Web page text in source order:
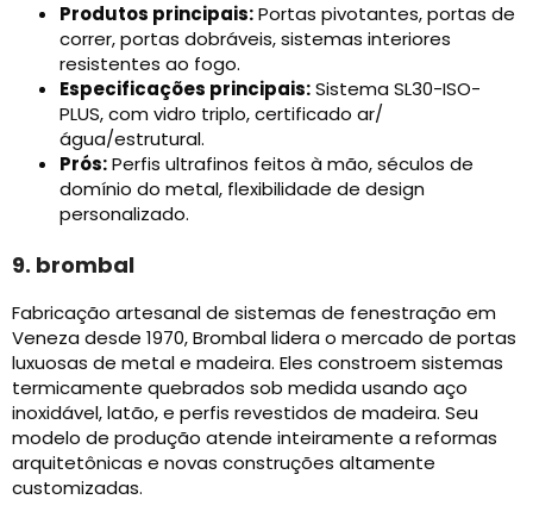
Produtos principais:Portas pivotantes, portas de
correr, portas dobráveis, sistemas interiores
resistentes ao fogo.
Especificações principais:Sistema SL30-ISO-
PLUS, com vidro triplo, certificado ar/
água/estrutural.
Prós:Perfis ultrafinos feitos à mão, séculos de
domínio do metal, flexibilidade de design
personalizado.
9. brombal
Fabricação artesanal de sistemas de fenestração em
Veneza desde 1970, Brombal lidera o mercado de portas
luxuosas de metal e madeira. Eles constroem sistemas
termicamente quebrados sob medida usando aço
inoxidável, latão, e perfis revestidos de madeira. Seu
modelo de produção atende inteiramente a reformas
arquitetônicas e novas construções altamente
customizadas.